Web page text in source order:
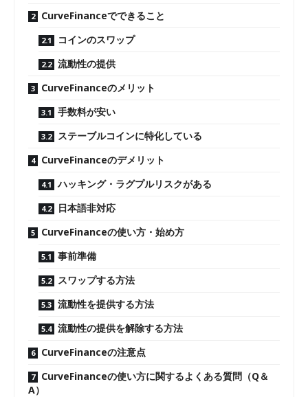
CurveFinanceでできること
コインのスワップ
流動性の提供
CurveFinanceのメリット
手数料が安い
ステーブルコインに特化している
CurveFinanceのデメリット
ハッキング・ラグプルリスクがある
日本語非対応
CurveFinanceの使い方・始め方
事前準備
スワップする方法
流動性を提供する方法
流動性の提供を解除する方法
CurveFinanceの注意点
CurveFinanceの使い方に関するよくある質問（Q＆
A）